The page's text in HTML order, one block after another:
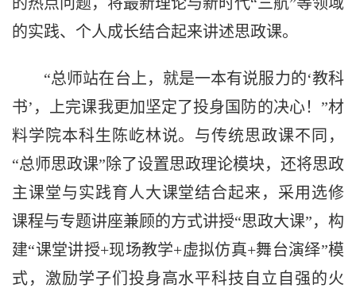
的实践、个人成长结合起来讲述思政课。
“总师站在台上，就是一本有说服力的‘教科
书’，上完课我更加坚定了投身国防的决心！”材
料学院本科生陈屹林说。与传统思政课不同，
“总师思政课”除了设置思政理论模块，还将思政
主课堂与实践育人大课堂结合起来，采用选修
课程与专题讲座兼顾的方式讲授“思政大课”，构
建“课堂讲授+现场教学+虚拟仿真+舞台演绎”模
式，激励学子们投身高水平科技自立自强的火